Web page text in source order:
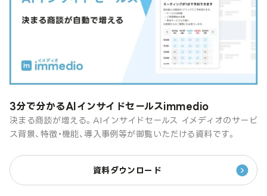
3分で分かるAIインサイドセールスimmedio
決まる商談が増える。AIインサイドセールス イメディオのサービ
ス背景、特徴・機能、導入事例等が御覧いただける資料です。
資料ダウンロード